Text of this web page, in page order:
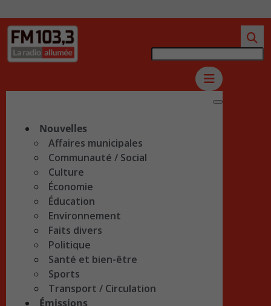
Nouvelles
Affaires municipales
Communauté / Social
Culture
Économie
Éducation
Environnement
Faits divers
Politique
Santé et bien-être
Sports
Transport / Circulation
Émissions